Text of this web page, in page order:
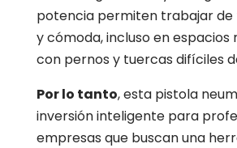
potencia permiten trabajar de
y cómoda, incluso en espacios
con pernos y tuercas difíciles
Por lo tanto, esta pistola
inversión inteligente para
empresas que buscan una